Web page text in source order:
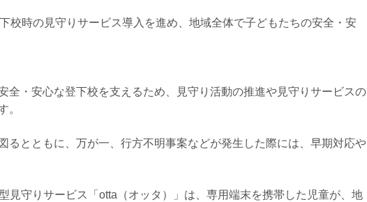
校時の見守りサービス導入を進め、地域全体で子どもたちの安全・安
全・安心な登下校を支えるため、見守り活動の推進や見守りサービスの
。
るとともに、万が一、行方不明事案などが発生した際には、早期対応や
見守りサービス「otta（オッタ）」は、専用端末を携帯した児童が、地